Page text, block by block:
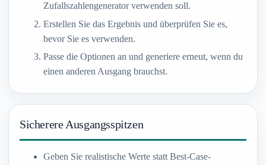
Zufallszahlengenerator verwenden soll.
Erstellen Sie das Ergebnis und überprüfen Sie es,
bevor Sie es verwenden.
Passe die Optionen an und generiere erneut, wenn du
einen anderen Ausgang brauchst.
Sicherere Ausgangsspitzen
Geben Sie realistische Werte statt Best-Case-